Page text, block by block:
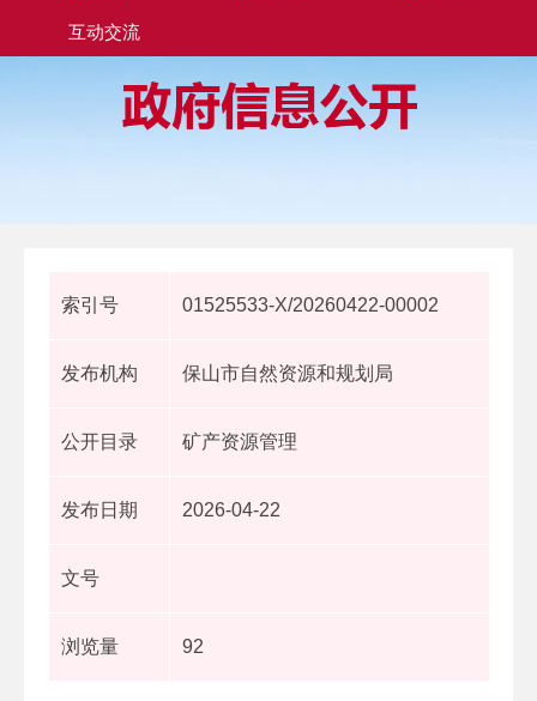
互动交流
索引号 01525533-X/20260422-00002
发布机构 保山市自然资源和规划局
公开目录 矿产资源管理
发布日期 2026-04-22
文号
浏览量 92